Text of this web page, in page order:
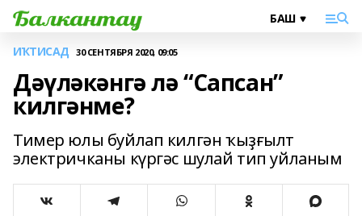
ИҠТИСАД 30 СЕНТЯБРЯ 2020, 09:05
Дәүләкәнгә лә “Сапсан”
килгәнме?
Тимер юлы буйлап килгән ҡыҙғылт
электричканы күргәс шулай тип уйланым